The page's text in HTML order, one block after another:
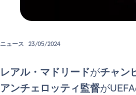
ニュース 23/05/2024
レアル・マドリードがチャン
アンチェロッティ監督が